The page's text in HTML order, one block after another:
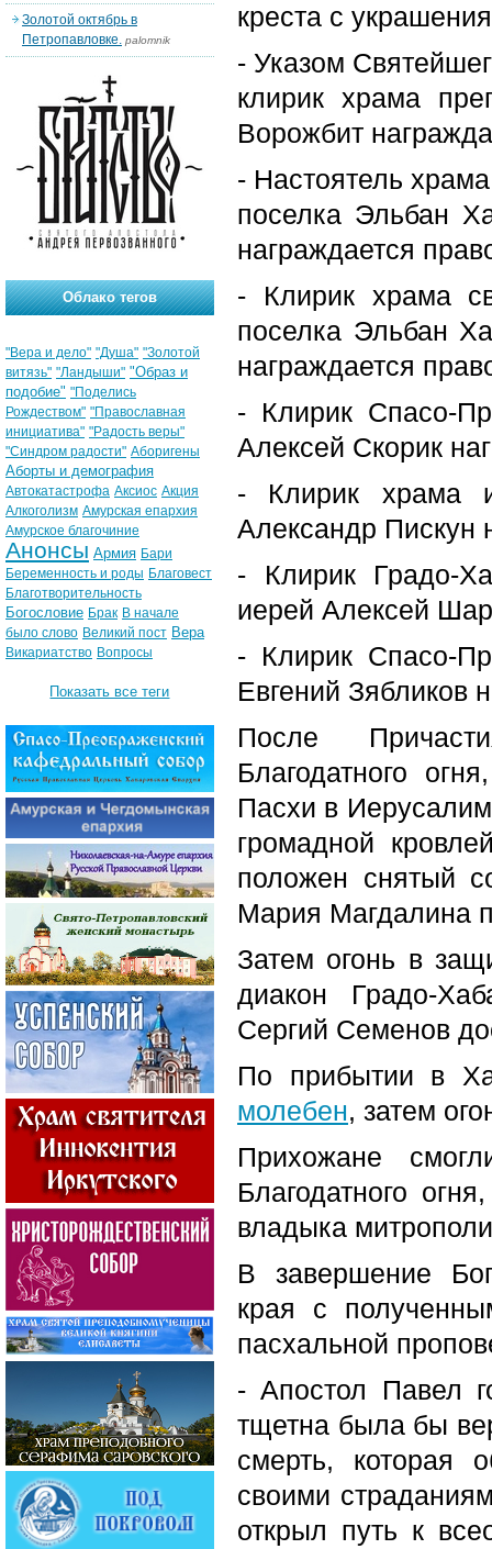
креста с
- Указом
клирик храма
Ворожбит
- Настоятель
поселка Эльбан
награждается
- Клирик храма
поселка Эльбан
награждается
- Клирик Спасо-
Алексей Скорик
- Клирик храма
Александр Пискун
- Клирик Градо-
иерей Алексей
- Клирик Спасо-
Евгений Зябликов
После
Благодатного
Пасхи в
громадной
положен снятый
Мария Магдалина
Затем огонь в
диакон Градо-
Сергий Семенов
По прибытии в
молебен, затем
Прихожане
Благодатного
владыка
В завершение
края с
пасхальной
- Апостол Павел
тщетна была бы
смерть, которая
своими
открыл путь к
Золотой октябрь в
Петропавловке. palomnik
Облако тегов
"Вера и дело" "Душа" "Золотой
витязь" "Ландыши" "Образ и
подобие" "Поделись
Рождеством" "Православная
инициатива" "Радость веры"
"Синдром радости" Аборигены
Аборты и демография
Автокатастрофа Аксиос Акция
Алкоголизм Амурская епархия
Амурское благочиние
Анонсы Армия Бари
Беременность и роды Благовест
Благотворительность
Богословие Брак В начале
было слово Великий пост Вера
Викариатство Вопросы
Показать все теги